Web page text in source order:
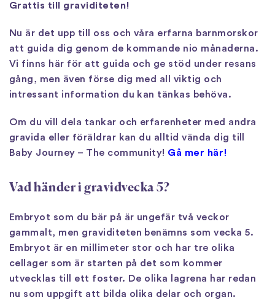
Grattis till graviditeten!
Nu är det upp till oss och våra erfarna barnmorskor
att guida dig genom de kommande nio månaderna.
Vi finns här för att guida och ge stöd under resans
gång, men även förse dig med all viktig och
intressant information du kan tänkas behöva.
Om du vill dela tankar och erfarenheter med andra
gravida eller föräldrar kan du alltid vända dig till
Baby Journey – The community! Gå mer här!
Vad händer i gravidvecka 5?
Embryot som du bär på är ungefär två veckor
gammalt, men graviditeten benämns som vecka 5.
Embryot är en millimeter stor och har tre olika
cellager som är starten på det som kommer
utvecklas till ett foster. De olika lagrena har redan
nu som uppgift att bilda olika delar och organ.